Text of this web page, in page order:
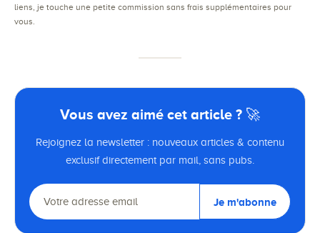
liens, je touche une petite commission sans frais supplémentaires pour
vous.
Vous avez aimé cet article ? 🚀
Rejoignez la newsletter : nouveaux articles & contenu
exclusif directement par mail, sans pubs.
Je m'abonne